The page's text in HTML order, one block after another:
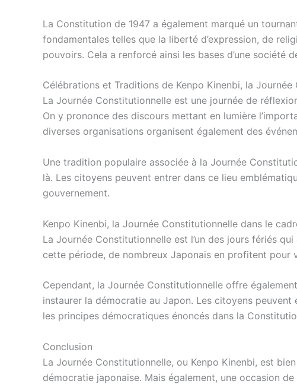
La Constitution de 1947 a également marqué un
fondamentales telles que la liberté d’expression, de
pouvoirs. Cela a renforcé ainsi les bases d’une société
Célébrations et Traditions de Kenpo Kinenbi, la
La Journée Constitutionnelle est une journée de
On y prononce des discours mettant en lumière
diverses organisations organisent également des
Une tradition populaire associée à la Journée
là. Les citoyens peuvent entrer dans ce lieu
gouvernement.
Kenpo Kinenbi, la Journée Constitutionnelle dans le
La Journée Constitutionnelle est l’un des jours fériés
cette période, de nombreux Japonais en profitent
Cependant, la Journée Constitutionnelle offre
instaurer la démocratie au Japon. Les citoyens
les principes démocratiques énoncés dans la
Conclusion
La Journée Constitutionnelle, ou Kenpo Kinenbi, est
démocratie japonaise. Mais également, une occasion